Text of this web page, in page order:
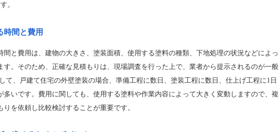
。
時間と費用
間と費用は、建物の大きさ、塗装面積、使用する塗料の種類、下地処理の状況などによっ
す。そのため、正確な見積もりは、現場調査を行った上で、業者から提示されるのが一般
て、戸建て住宅の外壁塗装の場合、準備工程に数日、塗装工程に数日、仕上げ工程に1日
多いです。費用に関しても、使用する塗料や作業内容によって大きく変動しますので、複
りを依頼し比較検討することが重要です。